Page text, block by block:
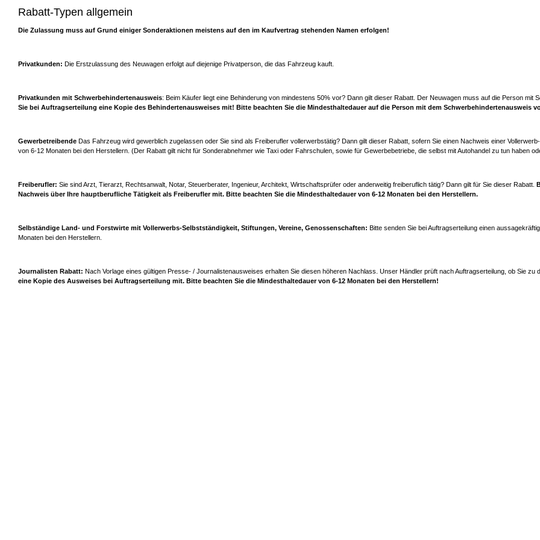
Rabatt-Typen allgemein
Die Zulassung muss auf Grund einiger Sonderaktionen meistens auf den im Kaufvertrag stehenden Namen erfolgen!
Privatkunden: Die Erstzulassung des Neuwagen erfolgt auf diejenige Privatperson, die das Fahrzeug kauft.
Privatkunden mit Schwerbehindertenausweis: Beim Käufer liegt eine Behinderung von mindestens 50% vor? Dann gilt dieser Rabatt. Der Neuwagen muss auf die Person mit
Sie bei Auftragserteilung eine Kopie des Behindertenausweises mit! Bitte beachten Sie die Mindesthaltedauer auf die Person mit dem Schwerbehindertenausweis
Gewerbetreibende Das Fahrzeug wird gewerblich zugelassen oder Sie sind als Freiberufler vollerwerbstätig? Dann gilt dieser Rabatt, sofern Sie einen Nachweis einer
von 6-12 Monaten bei den Herstellern. (Der Rabatt gilt nicht für Sonderabnehmer wie Taxi oder Fahrschulen, sowie für Gewerbebetriebe, die selbst mit Autohandel zu tun haben
Freiberufler: Sie sind Arzt, Tierarzt, Rechtsanwalt, Notar, Steuerberater, Ingenieur, Architekt, Wirtschaftsprüfer oder anderweitig freiberuflich tätig? Dann gilt für Sie dieser Rabatt.
Nachweis über Ihre hauptberufliche Tätigkeit als Freiberufler mit. Bitte beachten Sie die Mindesthaltedauer von 6-12 Monaten bei den Herstellern.
Selbständige Land- und Forstwirte mit Vollerwerbs-Selbstständigkeit, Stiftungen, Vereine, Genossenschaften: Bitte senden Sie bei Auftragserteilung einen
Monaten bei den Herstellern.
Journalisten Rabatt: Nach Vorlage eines gültigen Presse- / Journalistenausweises erhalten Sie diesen höheren Nachlass. Unser Händler prüft nach Auftragserteilung, ob Sie zu
eine Kopie des Ausweises bei Auftragserteilung mit. Bitte beachten Sie die Mindesthaltedauer von 6-12 Monaten bei den Herstellern!